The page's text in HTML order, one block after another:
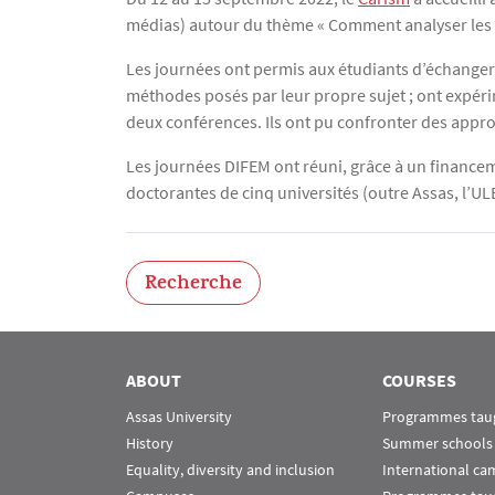
médias) autour du thème « Comment analyser
Les journées ont permis aux étudiants
méthodes posés par leur propre sujet ; ont
deux conférences. Ils ont pu confronter des
Les journées DIFEM ont réuni, grâce à un
doctorantes de cinq universités (outre Assas,
Recherche
ABOUT
Assas University
History
Equality, diversity and inclusion
COURSES
Programmes
Summer schools
International